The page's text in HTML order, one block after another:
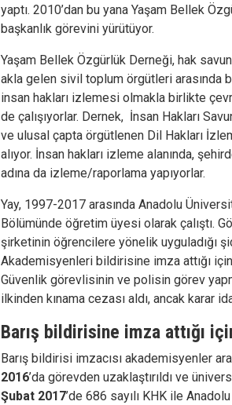
yaptı. 2010’dan bu yana Yaşam Bellek
başkanlık görevini yürütüyor.
Yaşam Bellek Özgürlük Derneği, hak
akla gelen sivil toplum örgütleri arasında
insan hakları izlemesi olmakla birlikte
de çalışıyorlar. Dernek, İnsan Hakları
ve ulusal çapta örgütlenen Dil Hakları
alıyor. İnsan hakları izleme alanında,
adına da izleme/raporlama yapıyorlar.
Yay, 1997-2017 arasında Anadolu
Bölümünde öğretim üyesi olarak çalıştı.
şirketinin öğrencilere yönelik uyguladığı
Akademisyenleri bildirisine imza attığı
Güvenlik görevlisinin ve polisin görev
ilkinden kınama cezası aldı, ancak karar
Barış bildirisine imza attığı
Barış bildirisi imzacısı akademisyenler
2016’da görevden uzaklaştırıldı ve
Şubat 2017’de 686 sayılı KHK ile